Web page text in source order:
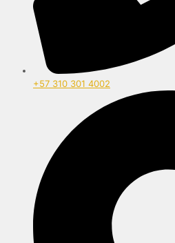
+57 310 301 4002